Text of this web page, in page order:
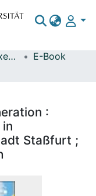
Elektronische Pflichtexemplare
E-Book
:
Staßfurt ;